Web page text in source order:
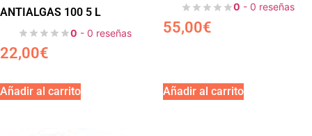
ANTIALGAS 100 5 L
0 - 0 reseñas
22,00€
Añadir al carrito
0 - 0 reseñas
55,00€
Añadir al carrito